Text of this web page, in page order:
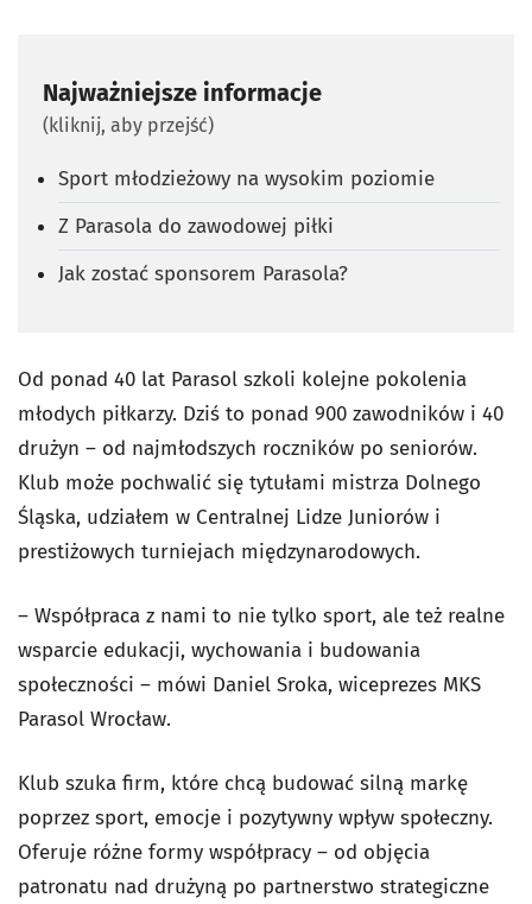
Najważniejsze informacje
(kliknij, aby przejść)
Sport młodzieżowy na wysokim poziomie
Z Parasola do zawodowej piłki
Jak zostać sponsorem Parasola?
Od ponad 40 lat Parasol szkoli kolejne pokolenia
młodych piłkarzy. Dziś to ponad 900 zawodników i 40
drużyn – od najmłodszych roczników po seniorów.
Klub może pochwalić się tytułami mistrza Dolnego
Śląska, udziałem w Centralnej Lidze Juniorów i
prestiżowych turniejach międzynarodowych.
– Współpraca z nami to nie tylko sport, ale też realne
wsparcie edukacji, wychowania i budowania
społeczności – mówi Daniel Sroka, wiceprezes MKS
Parasol Wrocław.
Klub szuka firm, które chcą budować silną markę
poprzez sport, emocje i pozytywny wpływ społeczny.
Oferuje różne formy współpracy – od objęcia
patronatu nad drużyną po partnerstwo strategiczne